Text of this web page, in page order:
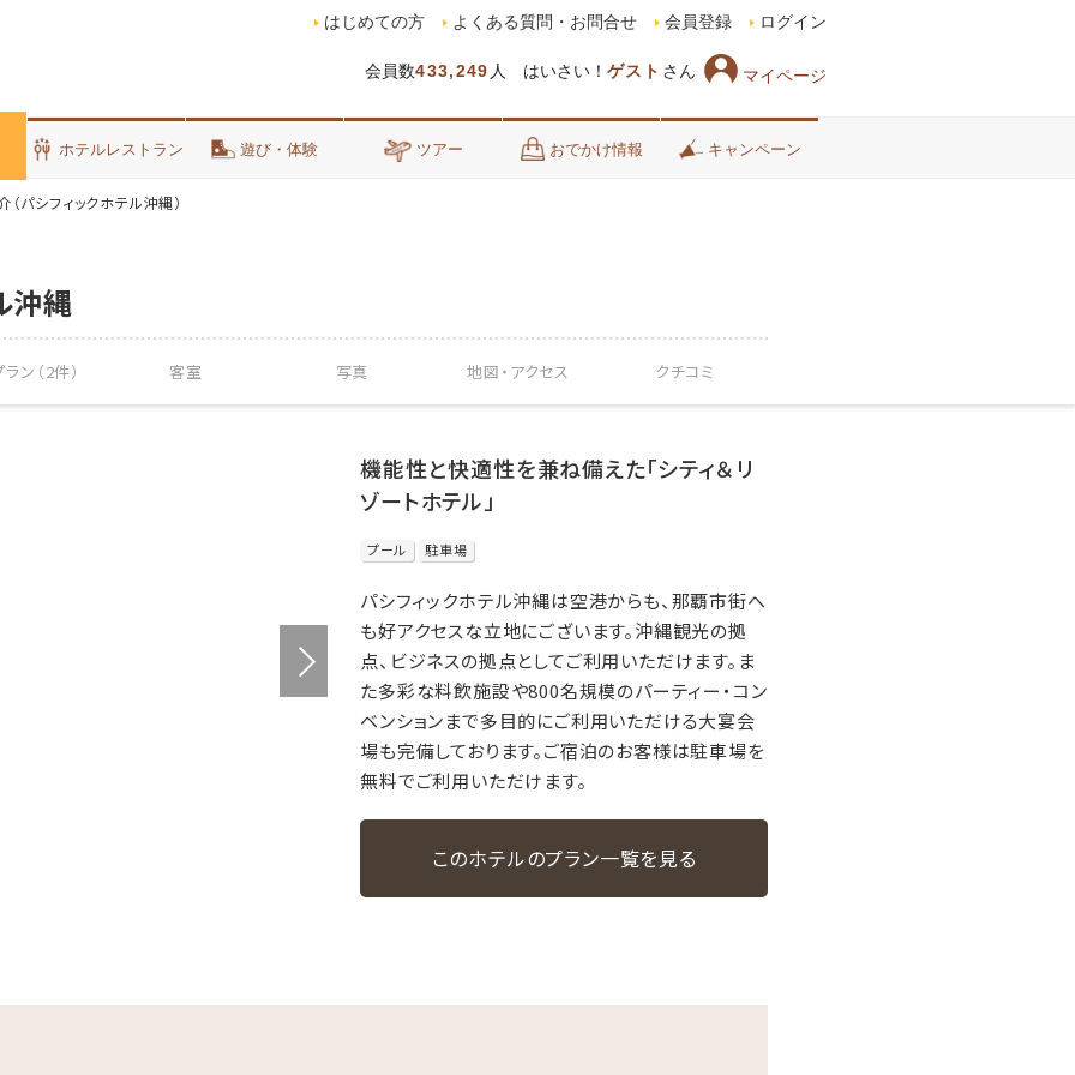
会員数433,249 人 はいさい！ ゲスト さん マイページ
はじめての方 よくある質問・お問合せ 会員登録 ログイン
ホテルレストラン 遊び・体験 ツアー おでかけ情報 キャンペーン
（パシフィックホテル沖縄）
沖縄
ン（2件） 客室 写真 地図・ アクセス クチコミ
機能性と快適性を兼ね備えた「シティ＆リ
ゾートホテル」
プール 駐車場
パシフィックホテル沖縄は空港からも、那覇市街へ
も好アクセスな立地にございます。沖縄観光の拠
点、ビジネスの拠点としてご利用いただけます。ま
た多彩な料飲施設や800名規模のパーティー・コン
ベンションまで多目的にご利用いただける大宴会
場も完備しております。ご宿泊のお客様は駐車場を
無料でご利用いただけます。
このホテルのプラン一覧を見る